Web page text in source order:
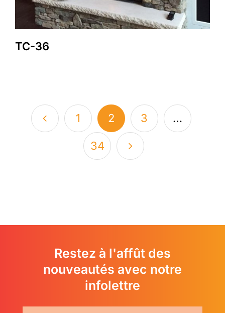
TC-36
1 2 3 …
34
Restez à l'affût des
nouveautés avec notre
infolettre